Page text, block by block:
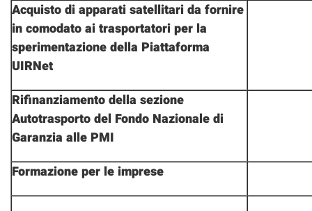
Acquisto di apparati satellitari da fornire
in comodato ai trasportatori per la
sperimentazione della Piattaforma
UIRNet
Rifinanziamento della sezione
Autotrasporto del Fondo Nazionale di
Garanzia alle PMI
Formazione per le imprese